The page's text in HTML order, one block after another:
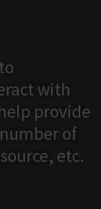
with
provide
of
etc.